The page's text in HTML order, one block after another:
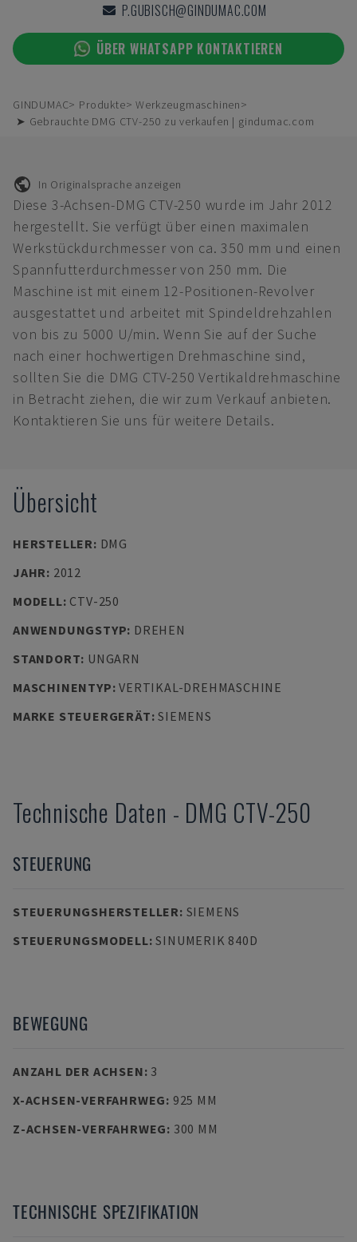
P.GUBISCH@GINDUMAC.COM
ÜBER WHATSAPP KONTAKTIEREN
GINDUMAC Produkte
Werkzeugmaschinen
➤ Gebrauchte DMG CTV-250 zu verkaufen | gindumac.com
In Originalsprache anzeigen
Diese 3-Achsen-DMG CTV-250 wurde im Jahr 2012
hergestellt. Sie verfügt über einen maximalen
Werkstückdurchmesser von ca. 350 mm und einen
Spannfutterdurchmesser von 250 mm. Die
Maschine ist mit einem 12-Positionen-Revolver
ausgestattet und arbeitet mit Spindeldrehzahlen
von bis zu 5000 U/min. Wenn Sie auf der Suche
nach einer hochwertigen Drehmaschine sind,
sollten Sie die DMG CTV-250 Vertikaldrehmaschine
in Betracht ziehen, die wir zum Verkauf anbieten.
Kontaktieren Sie uns für weitere Details.
Übersicht
HERSTELLER: DMG
JAHR: 2012
MODELL: CTV-250
ANWENDUNGSTYP: DREHEN
STANDORT: UNGARN
MASCHINENTYP:VERTIKAL-DREHMASCHINE
MARKE STEUERGERÄT:SIEMENS
Technische Daten - DMG CTV-250
STEUERUNG
STEUERUNGSHERSTELLER: SIEMENS
STEUERUNGSMODELL:SINUMERIK 840D
BEWEGUNG
ANZAHL DER ACHSEN: 3
X-ACHSEN-VERFAHRWEG: 925 MM
Z-ACHSEN-VERFAHRWEG: 300 MM
TECHNISCHE SPEZIFIKATION